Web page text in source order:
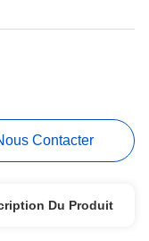
Contacter
Du Produit